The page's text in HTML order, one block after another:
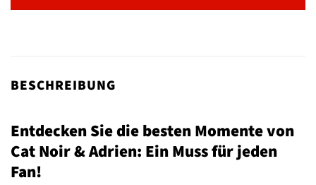
BESCHREIBUNG
Entdecken Sie die besten Momente von
Cat Noir & Adrien: Ein Muss für jeden
Fan!